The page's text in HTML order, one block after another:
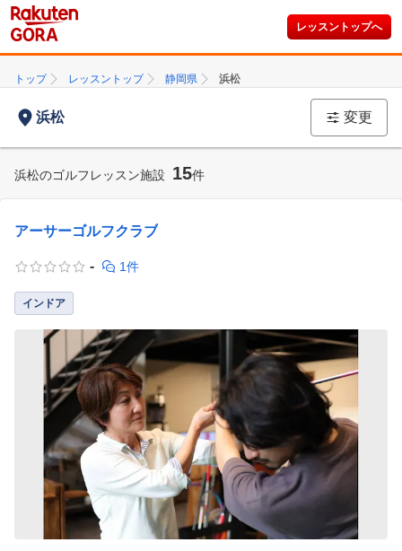
レッスントップへ
トップ レッスントップ 静岡県 浜松
浜松 変更
浜松のゴルフレッスン施設 15件
アーサーゴルフクラブ
- 1件
インドア